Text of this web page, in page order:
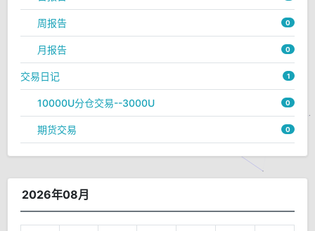
周报告 0
月报告 0
交易日记 1
10000U分仓交易--3000U 0
期货交易 0
2026年08月